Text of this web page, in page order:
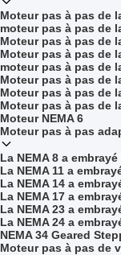
Moteur pas à pas de
moteur pas à pas de
Moteur pas à pas de
Moteur pas à pas de
moteur pas à pas de
Moteur pas à pas de
Moteur pas à pas de
Moteur pas à pas de
Moteur NEMA 6
Moteur pas à pas
La NEMA 8 a
La NEMA 11 a
La NEMA 14 a
La NEMA 17 a
La NEMA 23 a
La NEMA 24 a
NEMA 34 Geared
Moteur pas à pas de